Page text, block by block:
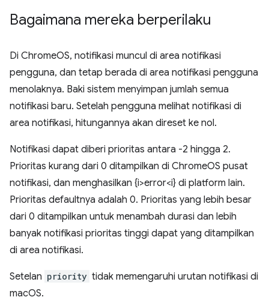
Bagaimana mereka berperilaku
Di ChromeOS, notifikasi muncul di area notifikasi
pengguna, dan tetap berada di area notifikasi pengguna
menolaknya. Baki sistem menyimpan jumlah semua
notifikasi baru. Setelah pengguna melihat notifikasi di
area notifikasi, hitungannya akan direset ke nol.
Notifikasi dapat diberi prioritas antara -2 hingga 2.
Prioritas kurang dari 0 ditampilkan di ChromeOS pusat
notifikasi, dan menghasilkan {i>error<i} di platform lain.
Prioritas defaultnya adalah 0. Prioritas yang lebih besar
dari 0 ditampilkan untuk menambah durasi dan lebih
banyak notifikasi prioritas tinggi dapat yang ditampilkan
di area notifikasi.
Setelan priority tidak memengaruhi urutan notifikasi di
macOS.